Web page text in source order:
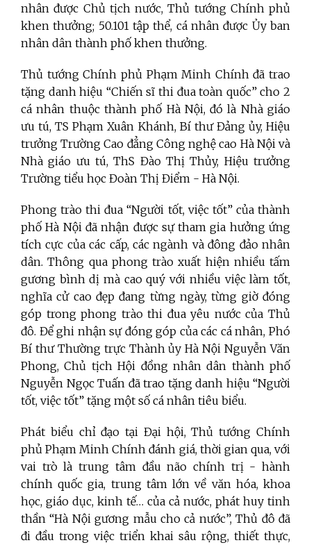
nhân được Chủ tịch nước, Thủ tướng Chính phủ
khen thưởng; 50.101 tập thể, cá nhân được Ủy ban
nhân dân thành phố khen thưởng.
Thủ tướng Chính phủ Phạm Minh Chính đã trao
tặng danh hiệu “Chiến sĩ thi đua toàn quốc” cho 2
cá nhân thuộc thành phố Hà Nội, đó là Nhà giáo
ưu tú, TS Phạm Xuân Khánh, Bí thư Đảng ủy, Hiệu
trưởng Trường Cao đẳng Công nghệ cao Hà Nội và
Nhà giáo ưu tú, ThS Đào Thị Thủy, Hiệu trưởng
Trường tiểu học Đoàn Thị Điểm - Hà Nội.
Phong trào thi đua “Người tốt, việc tốt” của thành
phố Hà Nội đã nhận được sự tham gia hưởng ứng
tích cực của các cấp, các ngành và đông đảo nhân
dân. Thông qua phong trào xuất hiện nhiều tấm
gương bình dị mà cao quý với nhiều việc làm tốt,
nghĩa cử cao đẹp đang từng ngày, từng giờ đóng
góp trong phong trào thi đua yêu nước của Thủ
đô. Để ghi nhận sự đóng góp của các cá nhân, Phó
Bí thư Thường trực Thành ủy Hà Nội Nguyễn Văn
Phong, Chủ tịch Hội đồng nhân dân thành phố
Nguyễn Ngọc Tuấn đã trao tặng danh hiệu “Người
tốt, việc tốt” tặng một số cá nhân tiêu biểu.
Phát biểu chỉ đạo tại Đại hội, Thủ tướng Chính
phủ Phạm Minh Chính đánh giá, thời gian qua, với
vai trò là trung tâm đầu não chính trị - hành
chính quốc gia, trung tâm lớn về văn hóa, khoa
học, giáo dục, kinh tế… của cả nước, phát huy tinh
thần “Hà Nội gương mẫu cho cả nước”, Thủ đô đã
đi đầu trong việc triển khai sâu rộng, thiết thực,